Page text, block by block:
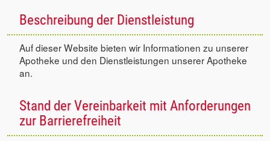
Beschreibung der Dienstleistung
Auf dieser Website bieten wir Informationen zu unserer
Apotheke und den Dienstleistungen unserer Apotheke
an.
Stand der Vereinbarkeit mit Anforderungen
zur Barrierefreiheit